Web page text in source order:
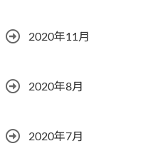
2020年11月
2020年8月
2020年7月